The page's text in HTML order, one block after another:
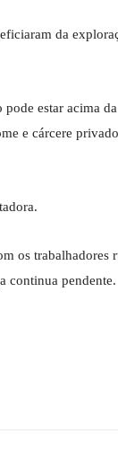
da
estar acima
e cárcere
os trabalhadores
continua pendente.